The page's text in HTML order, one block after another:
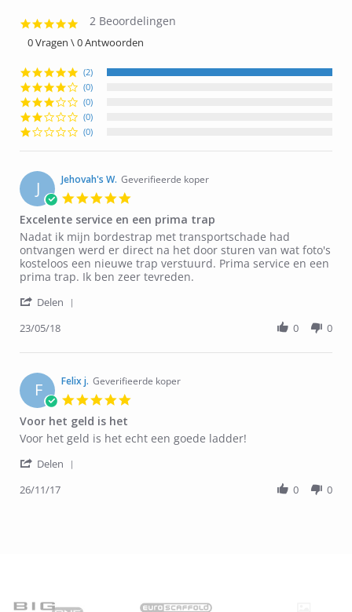
5.0
star
rating
2 Beoordelingen
0 Vragen \ 0 Antwoorden
(2)
(0)
(0)
(0)
(0)
J Jehovah's W. Geverifieerde koper
rating
Excelente service en een prima trap
Review
by
Jehovah's
W.
23
2018
review
stating
Excelente
service
een
trap
Nadat ik mijn bordestrap met transportschade had
ontvangen werd er direct na het door sturen van wat foto's
kosteloos een nieuwe trap verstuurd. Prima service en een
prima trap. Ik ben zeer tevreden.
Delen
Jehovah's
on
23
May
2018
23/05/18 0 0
F Felix j. Geverifieerde koper
Voor het geld is het
Review
Felix
on
review
Voor
geld
Voor het geld is het echt een goede ladder!
Delen
26/11/17 0 0